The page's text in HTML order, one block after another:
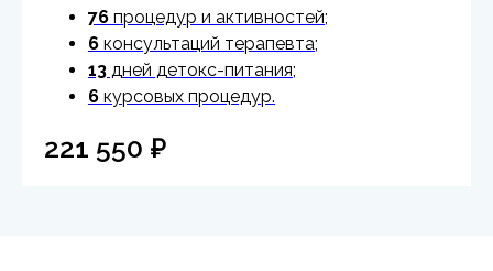
76 процедур и активностей;
6 консультаций терапевта;
13 дней детокс-питания;
6 курсовых процедур.
221 550 ₽